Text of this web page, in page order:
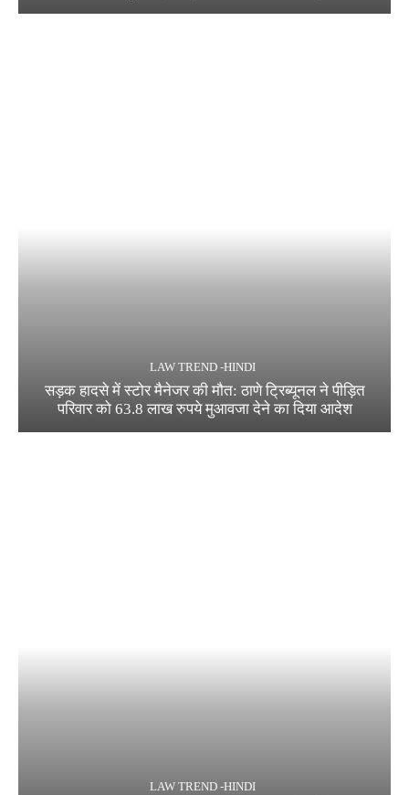
LAW TREND -HINDI
सड़क हादसे में स्टोर मैनेजर की मौत: ठाणे ट्रिब्यूनल ने पीड़ित
परिवार को 63.8 लाख रुपये मुआवजा देने का दिया आदेश
LAW TREND -HINDI